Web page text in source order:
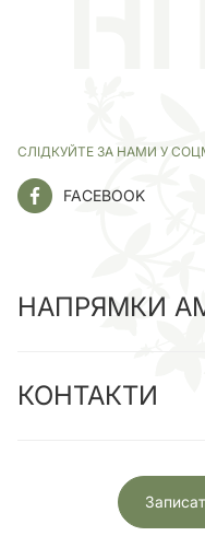
СЛІДКУЙТЕ ЗА НАМИ У
FACEBOOK
НАПРЯМКИ
КОНТАКТИ